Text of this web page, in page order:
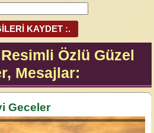
KAYDET :.
Özlü Güzel
Mesajlar:
Geceler